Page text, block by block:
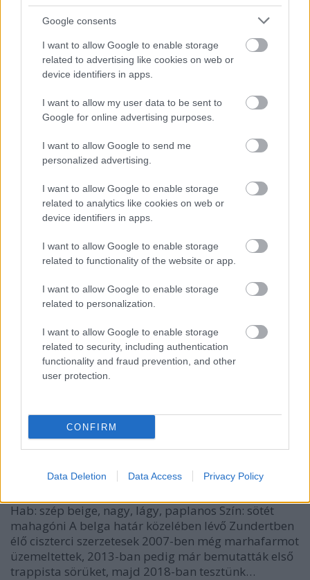
Google consents
I want to allow Google to enable storage
related to advertising like cookies on web or
device identifiers in apps.
I want to allow my user data to be sent to
Google for online advertising purposes.
I want to allow Google to send me
personalized advertising.
I want to allow Google to enable storage
related to analytics like cookies on web or
device identifiers in apps.
I want to allow Google to enable storage
related to functionality of the website or app.
I want to allow Google to enable storage
related to personalization.
I want to allow Google to enable storage
related to security, including authentication
functionality and fraud prevention, and other
user protection.
CONFIRM
Data Deletion Data Access Privacy Policy
InterContinental Indoor Sörfesztivál
2022
bottleopener•2022. március 05.
Na ez már nagyon hiányzott. A Serfőző egy év
kihagyás után sikeresen megrendezte az Indoor
InterContinental Hotel volt. A tömeg méretéből ítélve
sokan ki voltak már szomjazva egy ilyen össznépi
épphogy…
Zundert 10
Hab: szép beige, nagy, lágy, paplanos Szín: sötét
mahagóni A belga határ közelében lévő Zundertben
élő ciszterci szerzetesek 2007-ben még marhafarmot
üzemeltettek, 2013-ban pedig már bemutatták első
trappista sörüket, majd 2018-ban tesztünk…